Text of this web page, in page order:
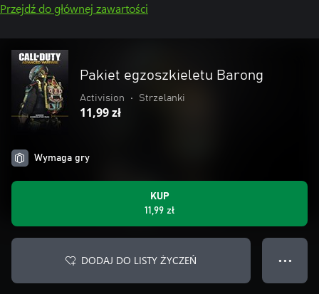
Przejdź do głównej zawartości
Pakiet egzoszkieletu Barong
Activision • Strzelanki
11,99 zł
Wymaga gry
KUP
11,99 zł
DODAJ DO LISTY ŻYCZEŃ ● ● ●